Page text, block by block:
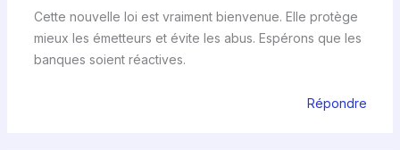
Cette nouvelle loi est vraiment bienvenue. Elle protège
mieux les émetteurs et évite les abus. Espérons que les
banques soient réactives.
Répondre